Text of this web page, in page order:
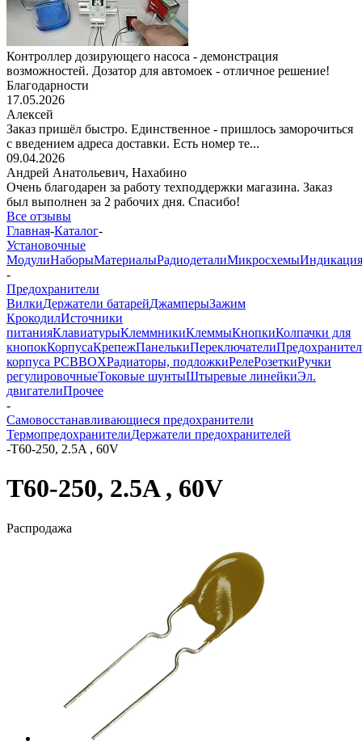
Контроллер дозирующего насоса - демонстрация
возможностей. Дозатор для автомоек - отличное решение!
Благодарности
17.05.2026
Алексей
Заказ пришёл быстро. Единственное - пришлось заморочиться
с введением адреса доставки. Есть номер те...
09.04.2026
Андрей Анатольевич, Нахабино
Очень благодарен за работу техподдержки магазина. Заказ
был выполнен за 2 рабочих дня. Спасибо!
Все отзывы
Главная-Каталог-
Установочные
МодулиНаборыМатериалыРадиодеталиМикросхемыИндикация
-
Предохранители
ВилкиДержатели батарейДжамперыЗажим
КрокодилИсточники
питанияКлавиатурыКлеммникиКлеммыКнопкиКолпачки для
кнопокКорпусаКрепежПанелькиПереключатели
корпуса PCBBOXРадиаторы, подложкиРелеРозеткиРучки
регулировочныеТоковые шунтыШтыревые линейкиЭл.
двигателиПрочее
-
Самовосстанавливающиеся предохранители
ТермопредохранителиДержатели предохранителей
-T60-250, 2.5A , 60V
T60-250, 2.5A , 60V
Распродажа